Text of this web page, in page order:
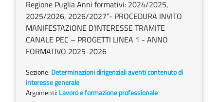
Regione Puglia Anni formativi: 2024/2025,
2025/2026, 2026/2027”- PROCEDURA INVITO
MANIFESTAZIONE D’INTERESSE TRAMITE
CANALE PEC – PROGETTI LINEA 1 - ANNO
FORMATIVO 2025-2026
Sezione: Determinazioni dirigenziali aventi contenuto di
interesse generale
Argomenti: Lavoro e formazione professionale